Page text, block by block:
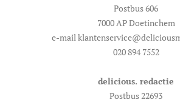
Postbus 606
7000 AP Doetinchem
e-mail
020 894 7552
delicious. redactie
Postbus 22693